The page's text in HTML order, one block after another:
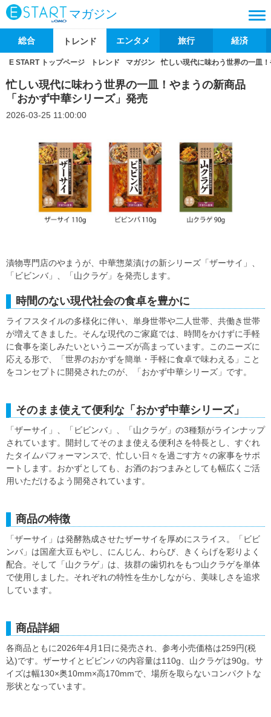
マガジン
総合 トレンド エンタメ 旅行 経済
E START トップページ トレンド マガジン 忙しい現代に味わう世界の一皿
忙しい現代に味わう世界の一皿！やまうの新商品
「おかず中華シリーズ」発売
2026-03-25 11:00:00
漬物専門店のやまうが、中華惣菜漬けの新シリーズ「ザーサイ」、
「ビビンバ」、「山クラゲ」を発売します。
時間のない現代社会の食卓を豊かに
ライフスタイルの多様化に伴い、単身世帯や二人世帯、共働き世帯
が増えてきました。そんな現代のご家庭では、時間をかけずに手軽
に食事を楽しみたいというニーズが高まっています。このニーズに
応える形で、「世界のおかずを簡単・手軽に食卓で味わえる」こと
をコンセプトに開発されたのが、「おかず中華シリーズ」です。
そのまま使えて便利な「おかず中華シリーズ」
「ザーサイ」、「ビビンバ」、「山クラゲ」の3種類がラインナップ
されています。開封してそのまま使える便利さを特長とし、すぐれ
たタイムパフォーマンスで、忙しい日々を過ごす方々の家事をサポ
ートします。おかずとしても、お酒のおつまみとしても幅広くご活
用いただけるよう開発されています。
商品の特徴
「ザーサイ」は発酵熟成させたザーサイを厚めにスライス。「ビビ
ンバ」は国産大豆もやし、にんじん、わらび、きくらげを彩りよく
配合。そして「山クラゲ」は、抜群の歯切れをもつ山クラゲを単体
で使用しました。それぞれの特性を生かしながら、美味しさを追求
しています。
商品詳細
各商品ともに2026年4月1日に発売され、参考小売価格は259円(税
込)です。ザーサイとビビンバの内容量は110g、山クラゲは90g。サ
イズは幅130×奥10mm×高170mmで、場所を取らないコンパクトな
形状となっています。